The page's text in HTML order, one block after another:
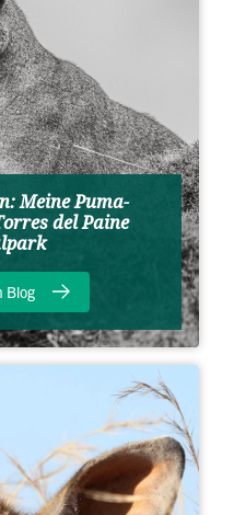
Meine Puma-
del Paine
Blog